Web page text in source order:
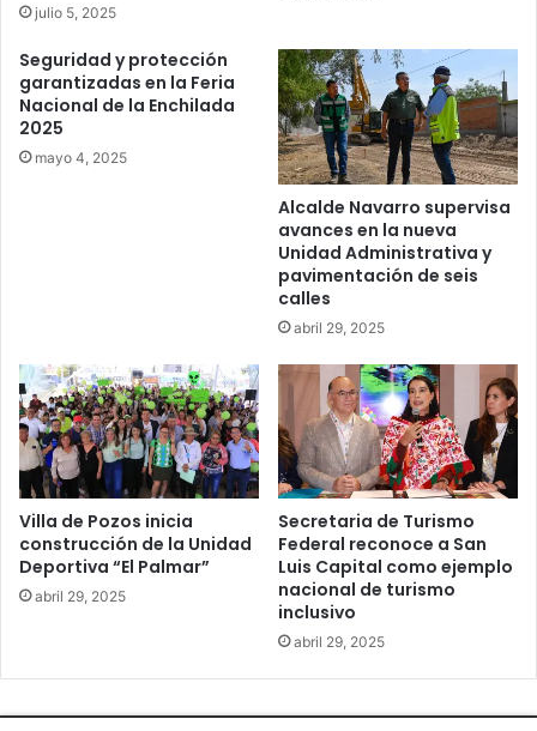
julio 5, 2025
Seguridad y protección
garantizadas en la Feria
Nacional de la Enchilada
2025
mayo 4, 2025
Alcalde Navarro supervisa
avances en la nueva
Unidad Administrativa y
pavimentación de seis
calles
abril 29, 2025
Villa de Pozos inicia
construcción de la Unidad
Deportiva “El Palmar”
abril 29, 2025
Secretaria de Turismo
Federal reconoce a San
Luis Capital como ejemplo
nacional de turismo
inclusivo
abril 29, 2025